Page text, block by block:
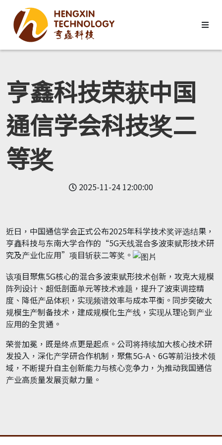
亨鑫科技荣获中国
通信学会科技奖二
等奖
2025-11-24 12:00:00
近日，中国通信学会正式公布2025年科学技术奖评选结果，
亨鑫科技与东南大学合作的“5G天线混合多波束赋形技术研
究及产业化应用”项目斩获二等奖。
该项目聚焦5G核心的混合多波束赋形技术创新，攻克大规模
阵列设计、超低剖面单元等技术难题，提升了波束调控精
度、降低产品体积，实现频谱效率与成本平衡。同步突破大
规模生产制备技术，建成规模化生产线，实现从理论到产业
应用的全贯通。
荣誉加冕，既是终点更是起点。公司将持续加大核心技术研
发投入，深化产学研合作机制，聚焦5G-A、6G等前沿技术领
域，不断提升自主创新能力与核心竞争力，为推动我国通信
产业高质量发展贡献力量。